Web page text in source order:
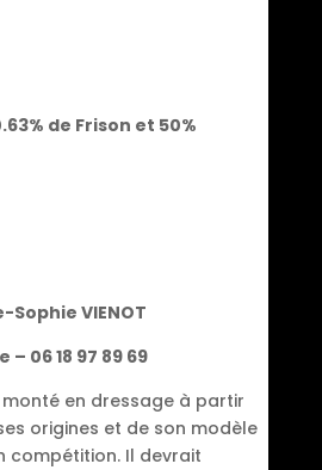
de Frison et 50%
VIENOT
06 18 97 89 69
monté en dressage à partir
origines et de son modèle
compétition. Il devrait